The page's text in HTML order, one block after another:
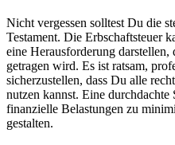
Nicht vergessen solltest Du die
Testament. Die Erbschaftsteuer
eine Herausforderung
getragen wird. Es ist ratsam,
sicherzustellen, dass Du alle
nutzen kannst. Eine
finanzielle Belastungen zu
gestalten.